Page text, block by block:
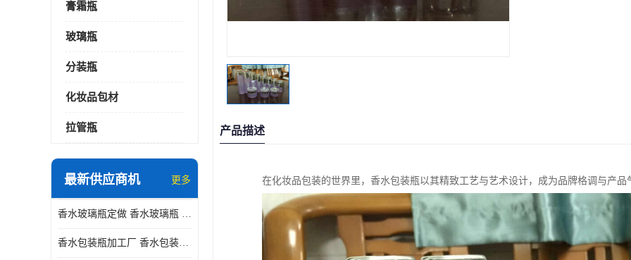
膏霜瓶
玻璃瓶
分装瓶
化妆品包材
拉管瓶
最新供应商机 更多
香水玻璃瓶定做 香水玻璃瓶 瓶型多变
香水包装瓶加工厂 香水包装瓶厂家 瓶盖设计精美
产品描述
在化妆品包装的世界里，香水包装瓶以其精致工艺与艺术设计，成为品牌格调与产品